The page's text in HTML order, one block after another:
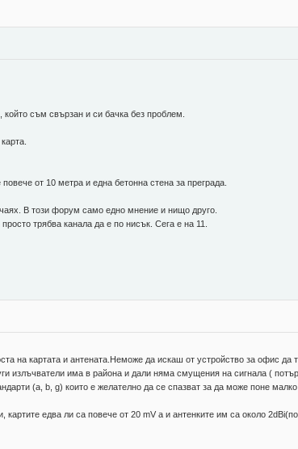
съм свързан и си бачка без проблем.
от 10 метра и една бетонна стена за преграда.
В този форум само едно мнение и нищо друго.
трябва канала да е по нисък. Сега е на 11.
на картата и антената.Неможе да искаш от устройство за офис да
излъчватели има в района и дали няма смущения на сигнала (
(a, b, g) които е желателно да се спазват за да може поне
картите едва ли са повече от 20 mV а и антенките им са около